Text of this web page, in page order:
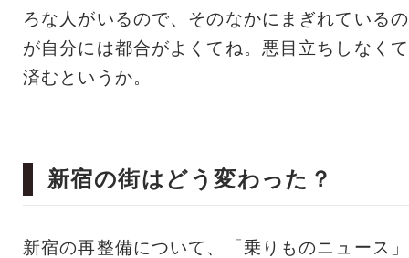
ろな人がいるので、そのなかにまぎれているの
が自分には都合がよくてね。悪目立ちしなくて
済むというか。
新宿の街はどう変わった？
新宿の再整備について、「乗りものニュース」